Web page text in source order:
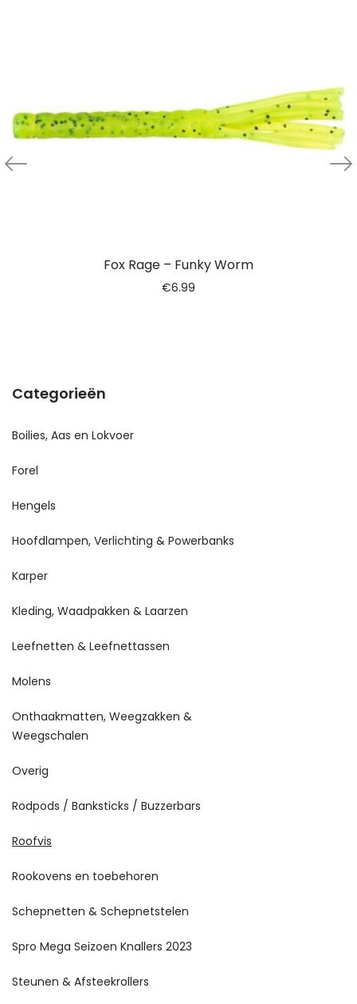
Fox Rage – Funky Worm
€6.99
Categorieën
Boilies, Aas en Lokvoer
Forel
Hengels
Hoofdlampen, Verlichting & Powerbanks
Karper
Kleding, Waadpakken & Laarzen
Leefnetten & Leefnettassen
Molens
Onthaakmatten, Weegzakken &
Weegschalen
Overig
Rodpods / Banksticks / Buzzerbars
Roofvis
Rookovens en toebehoren
Schepnetten & Schepnetstelen
Spro Mega Seizoen Knallers 2023
Steunen & Afsteekrollers